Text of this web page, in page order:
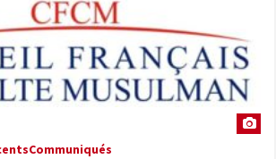
Communiqués